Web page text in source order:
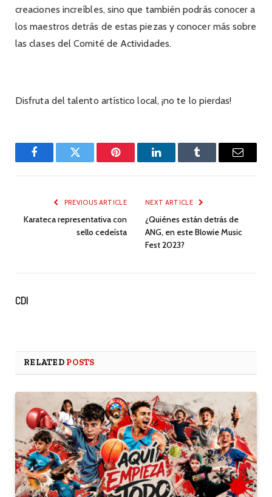
creaciones increíbles, sino que también podrás conocer a
los maestros detrás de estas piezas y conocer más sobre
las clases del Comité de Actividades.
Disfruta del talento artístico local, ¡no te lo pierdas!
FacebookTwitter Pinterest LinkedInTumblr Email
PREVIOUS ARTICLE
Karateca representativa con
sello cedeísta
NEXT ARTICLE
¿Quiénes están detrás de
ANG, en este Blowie Music
Fest 2023?
CDI
RELATED POSTS